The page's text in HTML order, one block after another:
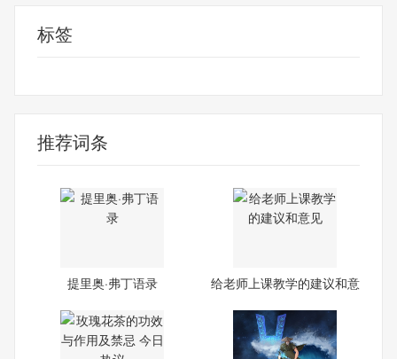
标签
推荐词条
提里奥·弗丁语录
给老师上课教学的建议和意